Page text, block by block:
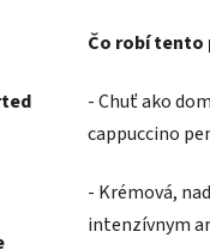
Čo robí tento
-Chuť ako
cappuccino
- Krémová,
intenzívnym